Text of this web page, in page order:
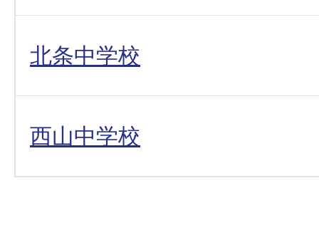
北条中学校
西山中学校